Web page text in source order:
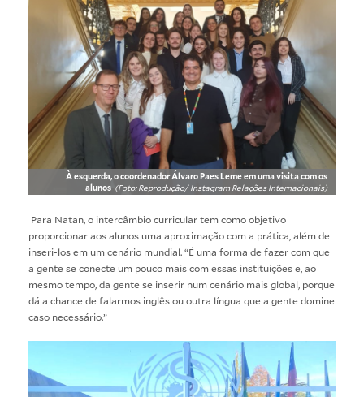
À esquerda, o coordenador Álvaro Paes Leme em uma visita com os
alunos (Foto: Reprodução/ Instagram Relações Internacionais)
Para Natan, o intercâmbio curricular tem como objetivo
proporcionar aos alunos uma aproximação com a prática, além de
inseri-los em um cenário mundial. “É uma forma de fazer com que
a gente se conecte um pouco mais com essas instituições e, ao
mesmo tempo, da gente se inserir num cenário mais global, porque
dá a chance de falarmos inglês ou outra língua que a gente domine
caso necessário.”